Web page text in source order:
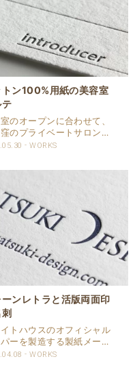
トン100%用紙の美容室
テ
のオープンに合わせて、
のプライベートサロン
さなmaison』のオーナー
きました。 お問合せのメ
くる方で、デザインの事、
となど、ひと..
WORKS
ーンレトラと活版両面印
トハウスのオフィシャル
ーを製造する製紙メーカ
るクレーン社。 こちらの
WORKS